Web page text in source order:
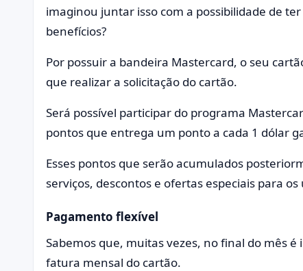
imaginou juntar isso com a possibilidade de
benefícios?
Por possuir a bandeira Mastercard, o seu
que realizar a solicitação do cartão.
Será possível participar do programa
pontos que entrega um ponto a cada 1 dólar
Esses pontos que serão acumulados
serviços, descontos e ofertas especiais para
Pagamento flexível
Sabemos que, muitas vezes, no final do mês
fatura mensal do cartão.